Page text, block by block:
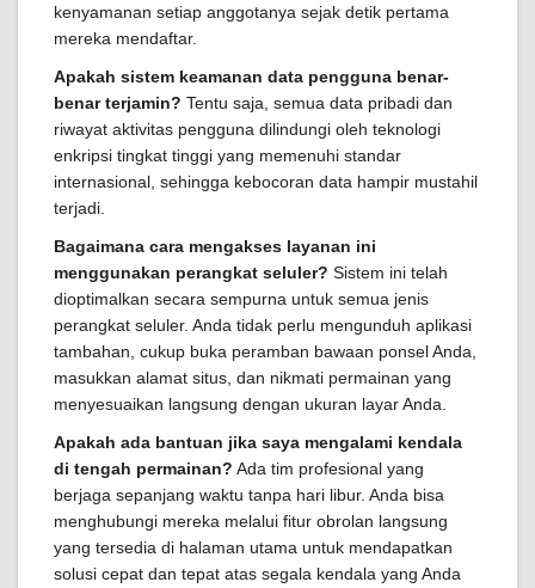
kenyamanan setiap anggotanya sejak detik pertama
mereka mendaftar.
Apakah sistem keamanan data pengguna benar-
benar terjamin? Tentu saja, semua data pribadi dan
riwayat aktivitas pengguna dilindungi oleh teknologi
enkripsi tingkat tinggi yang memenuhi standar
internasional, sehingga kebocoran data hampir mustahil
terjadi.
Bagaimana cara mengakses layanan ini
menggunakan perangkat seluler? Sistem ini telah
dioptimalkan secara sempurna untuk semua jenis
perangkat seluler. Anda tidak perlu mengunduh aplikasi
tambahan, cukup buka peramban bawaan ponsel Anda,
masukkan alamat situs, dan nikmati permainan yang
menyesuaikan langsung dengan ukuran layar Anda.
Apakah ada bantuan jika saya mengalami kendala
di tengah permainan? Ada tim profesional yang
berjaga sepanjang waktu tanpa hari libur. Anda bisa
menghubungi mereka melalui fitur obrolan langsung
yang tersedia di halaman utama untuk mendapatkan
solusi cepat dan tepat atas segala kendala yang Anda